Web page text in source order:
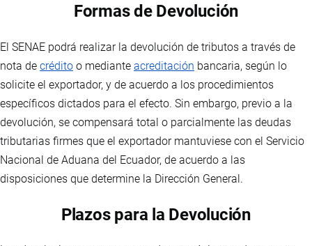
Formas de Devolución
El SENAE podrá realizar la devolución de tributos a través de
nota de crédito o mediante acreditación bancaria, según lo
solicite el exportador, y de acuerdo a los procedimientos
específicos dictados para el efecto. Sin embargo, previo a la
devolución, se compensará total o parcialmente las deudas
tributarias firmes que el exportador mantuviese con el Servicio
Nacional de Aduana del Ecuador, de acuerdo a las
disposiciones que determine la Dirección General.
Plazos para la Devolución